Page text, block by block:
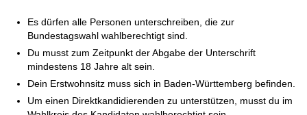
Es dürfen alle Personen unterschreiben, die zur
Bundestagswahl wahlberechtigt sind.
Du musst zum Zeitpunkt der Abgabe der Unterschrift
mindestens 18 Jahre alt sein.
Dein Erstwohnsitz muss sich in Baden-Württemberg befinden.
Um einen Direktkandidierenden zu unterstützen, musst du im